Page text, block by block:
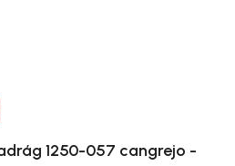
1250-057 cangrejo -